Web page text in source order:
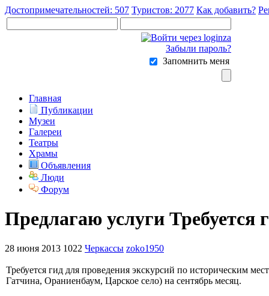
Достопримечательностей: 507 Туристов: 2077 Как добавить?
Забыли пароль?
Запомнить меня
Главная
Публикации
Музеи
Галереи
Театры
Храмы
Объявления
Люди
Форум
Предлагаю услуги Требуется
28 июня 2013 1022 Черкассы zoko1950
Требуется гид для проведения экскурсий по историческим
Гатчина, Ораниенбаум, Царское село) на сентябрь месяц.